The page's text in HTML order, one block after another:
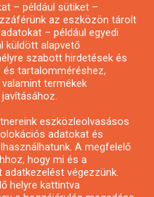
hírlevél
– például sütiket –
az eszközön tárolt
– például egyedi
küldött alapvető
szabott hirdetések és
tartalomméréshez,
termékek
eszközleolvasásos
adatokat és
A megfelelő
hogy mi és a
végezzünk.
helyre kattintva